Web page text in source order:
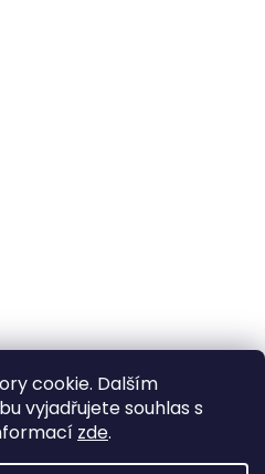
cookie. Dalším
vyjadřujete souhlas s
zde.